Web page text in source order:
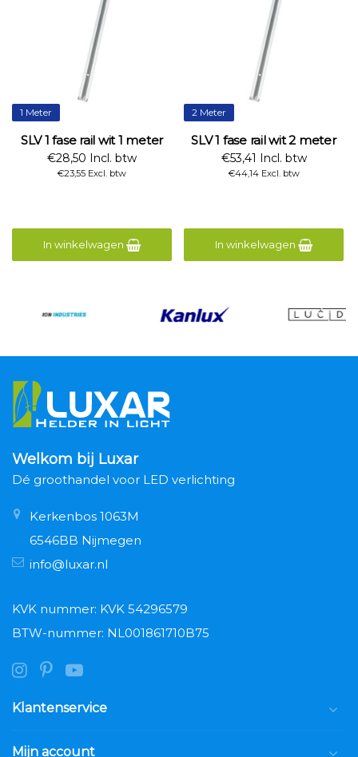
1 Meter
SLV 1 fase rail wit 1 meter
€28,50 Incl. btw
€23,55 Excl. btw
In winkelwagen
2 Meter
SLV 1 fase rail wit 2 meter
€53,41 Incl. btw
€44,14 Excl. btw
In winkelwagen
Welkom bij Luxar
Dé groothandel voor LED verlichting
Kerkenbos 1063M
6546BB Nijmegen
info@luxar.nl
KVK nummer: KVK 54296579
BTW-nummer: NL001861710B75
Klantenservice
Mijn account